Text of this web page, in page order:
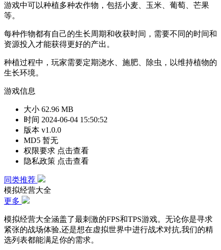
游戏中可以种植多种农作物，包括小麦、玉米、葡萄、芒果
等。
每种作物都有自己的生长周期和收获时间，需要不同的时间和
资源投入才能获得更好的产出。
种植过程中，玩家需要定期浇水、施肥、除虫，以维持植物的
生长环境。
游戏信息
大小 62.96 MB
时间 2024-06-04 15:50:52
版本 v1.0.0
MD5 暂无
权限要求 点击查看
隐私政策 点击查看
同类推荐
模拟经营大全
更多
模拟经营大全涵盖了最刺激的FPS和TPS游戏。无论你是寻求
紧张的战场体验,还是想在虚拟世界中进行战术对抗,我们的精
选列表都能满足你的需求。